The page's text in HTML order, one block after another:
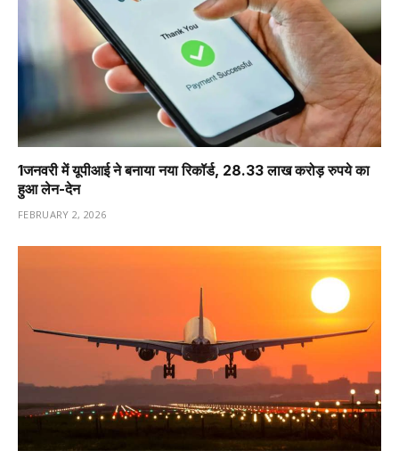
1️जनवरी में यूपीआई ने बनाया नया रिकॉर्ड, 28.33 लाख करोड़ रुपये का
हुआ लेन-देन
FEBRUARY 2, 2026